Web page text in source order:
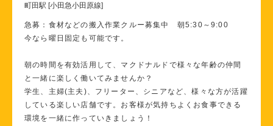
町田駅 [小田急小田原線]
急募：食材などの搬入作業クルー募集中 朝5:30～9:00
今なら曜日固定も可能です。
朝の時間を有効活用して、マクドナルドで様々な年齢の仲間
と一緒に楽しく働いてみませんか？
学生、主婦(主夫)、フリーター、シニアなど、様々な方が活躍
している楽しい店舗です。お客様が気持ちよくお食事できる
環境を一緒に作っていきましょう！